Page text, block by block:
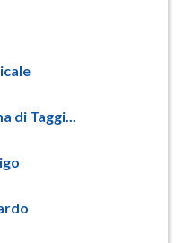
di Taggi...